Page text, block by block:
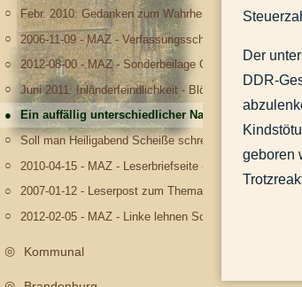
Febr. 2010: Gedanken zum Wahrheitsgehalt der
2006-11-09 - MAZ - Verfassungsschutz besteht seit 15
2012-08-00 - MAZ - Sonderbeilage Olympia, S. IV.docx
Juni 2011: Inländerfeindlichkeit - Blödelei auf Kosten
Ein auffällig unterschiedlicher Nachrichtenwert
Soll man Heiligabend Scheiße schreien? Gedanken
2010-04-15 - MAZ - Leserbriefseite - Widerspruch zu
2007-01-12 - Leserpost zum Thema
2012-02-05 - MAZ - Linke lehnen Schlapphüte ab.docx
Kommunal
Der
DDR-
geboren